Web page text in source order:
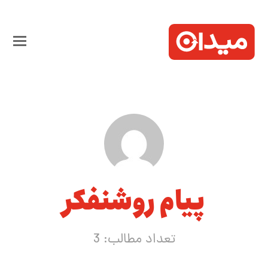
پیام روشنفکر
تعداد مطالب: 3